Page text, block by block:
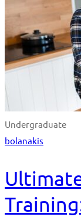
Undergraduate
bolanakis